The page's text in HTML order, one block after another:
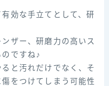
効な手立てとして、研
ザー、研磨力の高いス
ですね♪
と汚れだけでなく、そ
をつけてしまう可能性